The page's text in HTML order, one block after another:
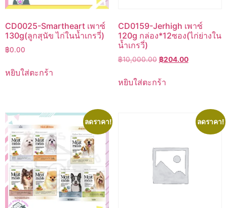
CD0025-Smartheart เพาซ์
130g(ลูกสุนัข ไก่ในน้ำเกรวี่)
฿0.00
หยิบใส่ตะกร้า
CD0159-Jerhigh เพาซ์
120g กล่อง*12ซอง(ไก่ย่างใน
น้ำเกรวี่)
฿10,000.00 Original
was:
฿204.00Current
หยิบใส่ตะกร้า
ลดราคา! ลดราคา!